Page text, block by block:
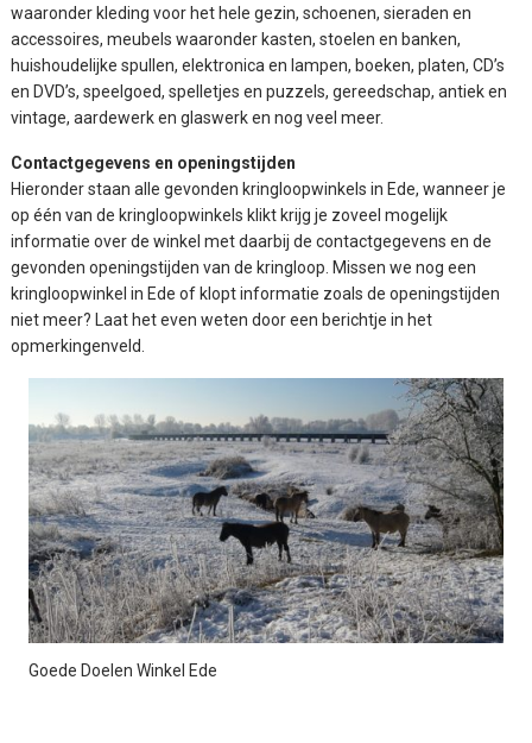
waaronder kleding voor het hele gezin, schoenen, sieraden en
accessoires, meubels waaronder kasten, stoelen en banken,
huishoudelijke spullen, elektronica en lampen, boeken, platen, CD’s
en DVD’s, speelgoed, spelletjes en puzzels, gereedschap, antiek en
vintage, aardewerk en glaswerk en nog veel meer.
Contactgegevens en openingstijden
Hieronder staan alle gevonden kringloopwinkels in Ede, wanneer je
op één van de kringloopwinkels klikt krijg je zoveel mogelijk
informatie over de winkel met daarbij de contactgegevens en de
gevonden openingstijden van de kringloop. Missen we nog een
kringloopwinkel in Ede of klopt informatie zoals de openingstijden
niet meer? Laat het even weten door een berichtje in het
opmerkingenveld.
Goede Doelen Winkel Ede